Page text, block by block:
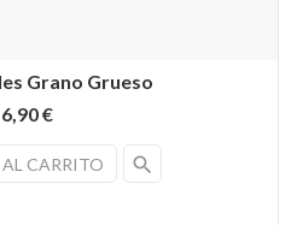
Grano Grueso
6,90 €
CARRITO search